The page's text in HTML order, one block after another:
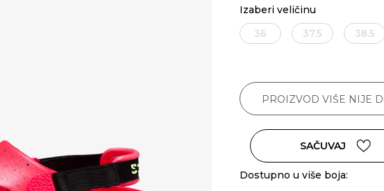
Izaberi veličinu
36
37.5 38.5
PROIZVOD VIŠE NIJE
SAČUVAJ
Dostupno u više boja: